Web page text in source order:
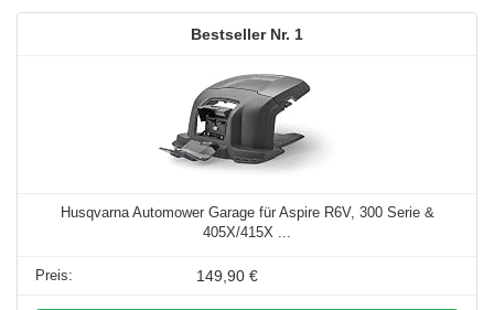
1
Husqvarna Automower Garage für Aspire R6V, 300 Serie &
405X/415X ...
149,90 €